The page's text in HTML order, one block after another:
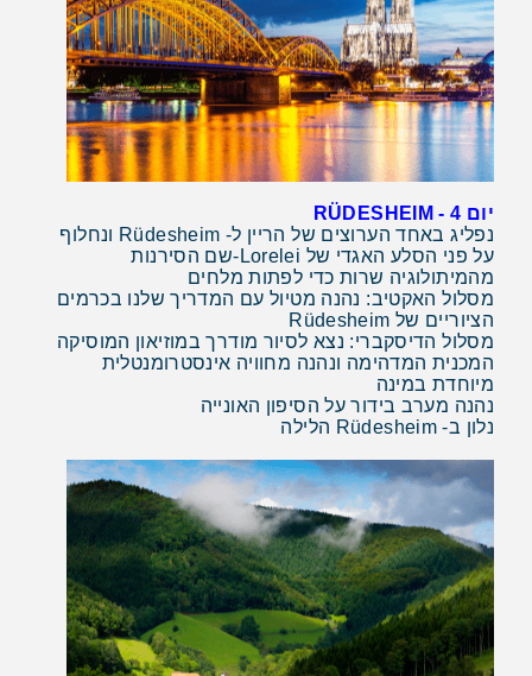
יום 4
- RÜDESHEIM
נפליג באחד הערוצים של הריין ל- Rüdesheim ונחלוף
על פני הסלע האגדי של Lorelei -שם הסירנות
מהמיתולוגיה שרות כדי לפתות מלחים
מסלול האקטיב: נהנה מטיול עם המדריך שלנו בכרמים
הציוריים של Rüdesheim
מסלול הדיסקברי: נצא לסיור מודרך במוזיאון המוסיקה
המכנית המדהימה ונהנה מחוויה אינסטרומנטלית
מיוחדת במינה
נהנה מערב בידור על הסיפון האונייה
נלון ב- Rüdesheim הלילה